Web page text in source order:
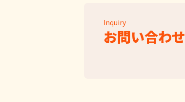
お問い合わせ
Inquiry